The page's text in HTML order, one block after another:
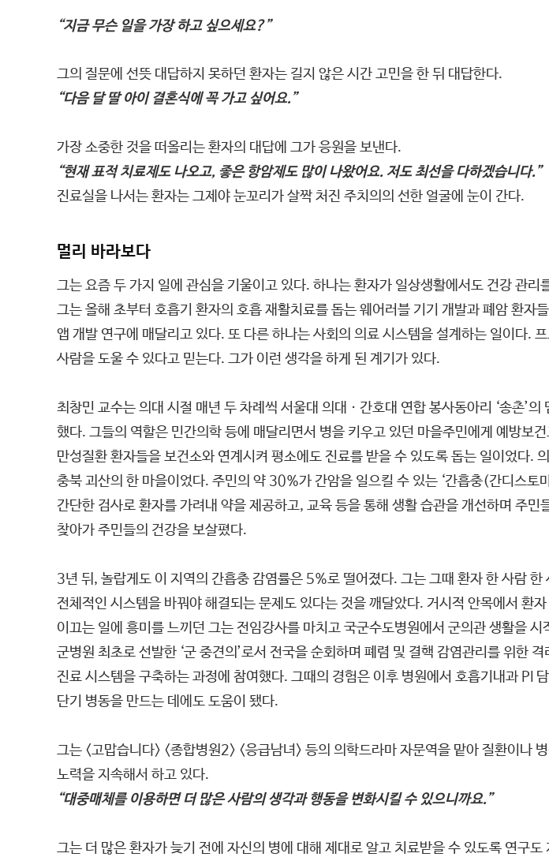
“지금 무슨 일을 가장 하고 싶으세요?”
그의 질문에 선뜻 대답하지 못하던 환자는 길지 않은 시간 고민을 한 뒤 대답한다.
“다음 달 딸 아이 결혼식에 꼭 가고 싶어요.”
가장 소중한 것을 떠올리는 환자의 대답에 그가 응원을 보낸다.
“현재 표적 치료제도 나오고, 좋은 항암제도 많이 나왔어요. 저도 최선을 다하겠습니다.”
진료실을 나서는 환자는 그제야 눈꼬리가 살짝 처진 주치의의 선한 얼굴에 눈이 간다.
멀리 바라보다
그는 요즘 두 가지 일에 관심을 기울이고 있다. 하나는 환자가 일상생활에서도 건강 관리
그는 올해 초부터 호흡기 환자의 호흡 재활치료를 돕는 웨어러블 기기 개발과 폐암 환자
앱 개발 연구에 매달리고 있다. 또 다른 하나는 사회의 의료 시스템을 설계하는 일이다.
사람을 도울 수 있다고 믿는다. 그가 이런 생각을 하게 된 계기가 있다.
최창민 교수는 의대 시절 매년 두 차례씩 서울대 의대ㆍ간호대 연합 봉사동아리 ‘송촌’
했다. 그들의 역할은 민간의학 등에 매달리면서 병을 키우고 있던 마을주민에게 예방보
만성질환 환자들을 보건소와 연계시켜 평소에도 진료를 받을 수 있도록 돕는 일이었다.
충북 괴산의 한 마을이었다. 주민의 약 30%가 간암을 일으킬 수 있는 ‘간흡충(간디스토
간단한 검사로 환자를 가려내 약을 제공하고, 교육 등을 통해 생활 습관을 개선하며 주민
찾아가 주민들의 건강을 보살폈다.
3년 뒤, 놀랍게도 이 지역의 간흡충 감염률은 5%로 떨어졌다. 그는 그때 환자 한 사람
전체적인 시스템을 바꿔야 해결되는 문제도 있다는 것을 깨달았다. 거시적 안목에서 환
이끄는 일에 흥미를 느끼던 그는 전임강사를 마치고 국군수도병원에서 군의관 생활을 시
군병원 최초로 선발한 ‘군 중견의’로서 전국을 순회하며 폐렴 및 결핵 감염관리를 위한
진료 시스템을 구축하는 과정에 참여했다. 그때의 경험은 이후 병원에서 호흡기내과 PI
단기 병동을 만드는 데에도 도움이 됐다.
그는 <고맙습니다> <종합병원2> <응급남녀> 등의 의학드라마 자문역을 맡아 질환이나
노력을 지속해서 하고 있다.
“대중매체를 이용하면 더 많은 사람의 생각과 행동을 변화시킬 수 있으니까요.”
그는 더 많은 환자가 늦기 전에 자신의 병에 대해 제대로 알고 치료받을 수 있도록 연구도